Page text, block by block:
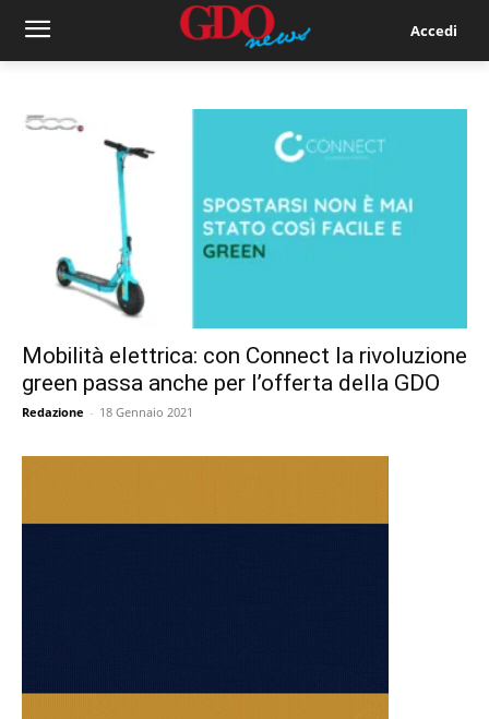
Accedi
Mobilità elettrica: con Connect la rivoluzione
green passa anche per l’offerta della GDO
Redazione - 18 Gennaio 2021